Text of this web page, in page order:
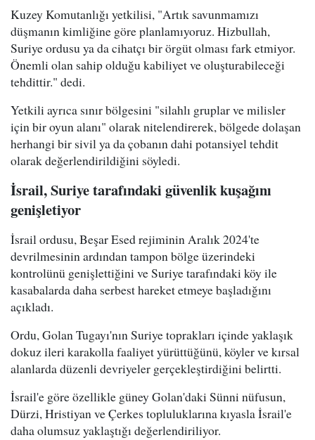
Kuzey Komutanlığı yetkilisi, "Artık savunmamızı
düşmanın kimliğine göre planlamıyoruz. Hizbullah,
Suriye ordusu ya da cihatçı bir örgüt olması fark etmiyor.
Önemli olan sahip olduğu kabiliyet ve oluşturabileceği
tehdittir." dedi.
Yetkili ayrıca sınır bölgesini "silahlı gruplar ve milisler
için bir oyun alanı" olarak nitelendirerek, bölgede dolaşan
herhangi bir sivil ya da çobanın dahi potansiyel tehdit
olarak değerlendirildiğini söyledi.
İsrail, Suriye tarafındaki güvenlik kuşağını
genişletiyor
İsrail ordusu, Beşar Esed rejiminin Aralık 2024'te
devrilmesinin ardından tampon bölge üzerindeki
kontrolünü genişlettiğini ve Suriye tarafındaki köy ile
kasabalarda daha serbest hareket etmeye başladığını
açıkladı.
Ordu, Golan Tugayı'nın Suriye toprakları içinde yaklaşık
dokuz ileri karakolla faaliyet yürüttüğünü, köyler ve kırsal
alanlarda düzenli devriyeler gerçekleştirdiğini belirtti.
İsrail'e göre özellikle güney Golan'daki Sünni nüfusun,
Dürzi, Hristiyan ve Çerkes topluluklarına kıyasla İsrail'e
daha olumsuz yaklaştığı değerlendiriliyor.